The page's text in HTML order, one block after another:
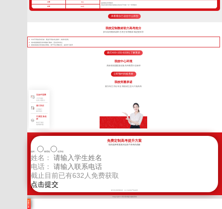
小班 8人
超精细化管理模式
我校班课管理模式精细化管控优于常规一对一管理模式
中班 16人
来看看自己适合什么班型
我校定制教材助力高考抢分
多年高考教研成果 艺考生专用教材 精进更科学
针对不同的高考目标，甄选不同的考点教学，将厚书变薄。
每年根据最新高考考纲修订教材，直击高考考点
狠抓基础知识形成知识网络，便于学生理解记忆，提高学习效率
拨打400-155-6338 | 了解更多
我校中心环境
高标准校园配套设施 高考教育行业标杆
立即预约到校考察
我校郑重承诺
因为专注 所以专业 我校成立至今只做高考
无条件退费
7天不满意
交多少退多少
签订协议
入学签订
辅导协议
不满意 换老
师
教学不满意
老师随时换
免费定制高考提升方案
您的选择将直接决定孩子高考的成败
选科： 物理组 化学组
姓名：
电话：
截止目前已有632人免费获取
新学高考郑重承诺，以上信息将严格保密
Copyright © 四川高考提分版权所有
学
费
计
算